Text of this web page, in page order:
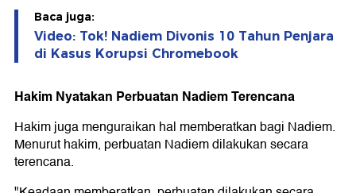
Baca juga:
Video: Tok! Nadiem Divonis 10 Tahun Penjara
di Kasus Korupsi Chromebook
Hakim Nyatakan Perbuatan Nadiem Terencana
Hakim juga menguraikan hal memberatkan bagi Nadiem.
Menurut hakim, perbuatan Nadiem dilakukan secara
terencana.